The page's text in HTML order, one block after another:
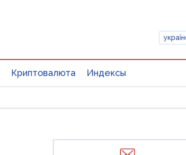
Криптовалюта Индексы